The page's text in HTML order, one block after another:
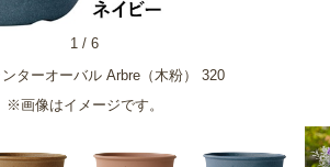
ターオーバル Arbre（木粉） 320
※画像はイメージです。
1 / 6